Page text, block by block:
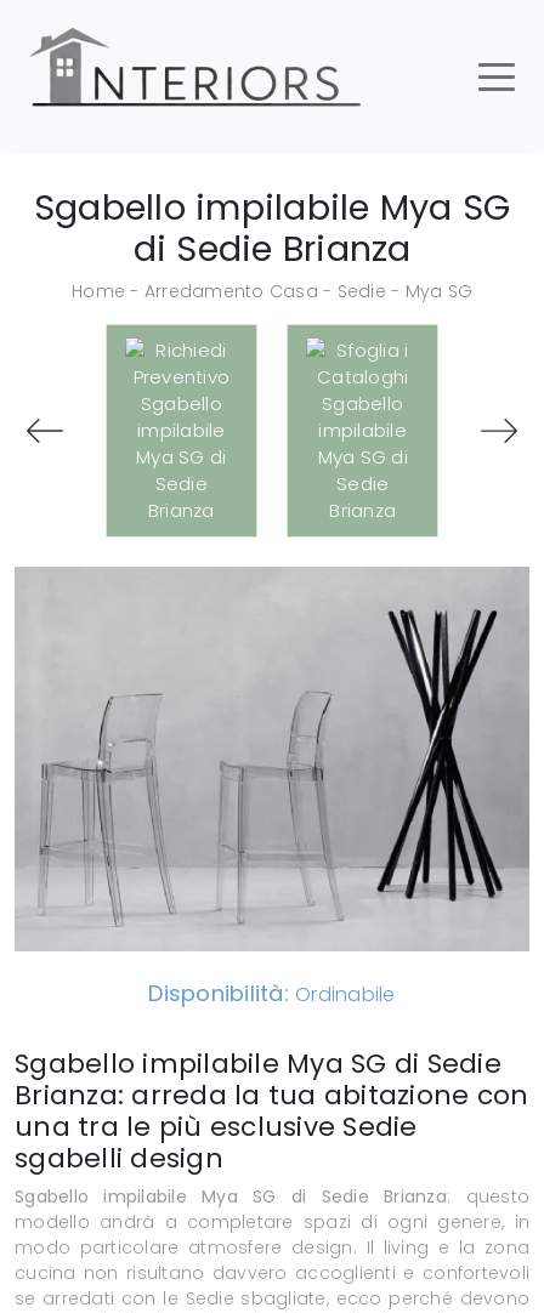
Sgabello impilabile Mya SG
di Sedie Brianza
Home - Arredamento Casa - Sedie - Mya SG
Disponibilità: Ordinabile
Sgabello impilabile Mya SG di Sedie
Brianza: arreda la tua abitazione con
una tra le più esclusive Sedie
sgabelli design
Sgabello impilabile Mya SG di Sedie Brianza: questo
modello andrà a completare spazi di ogni genere, in
modo particolare atmosfere design. Il living e la zona
cucina non risultano davvero accoglienti e confortevoli
se arredati con le Sedie sbagliate, ecco perché devono